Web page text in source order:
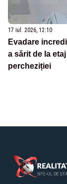
17 iul. 2026, 12:10
Evadare
a sărit de la
percheziției